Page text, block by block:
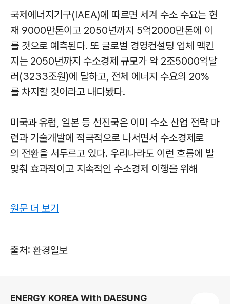
국제에너지기구(IAEA)에 따르면 세계 수소 수요는 현
재 9000만톤이고 2050년까지 5억2000만톤에 이
를 것으로 예측된다. 또 글로벌 경영컨설팅 업체 맥킨
지는 2050년까지 수소경제 규모가 약 2조5000억달
러(3233조원)에 달하고, 전체 에너지 수요의 20%
를 차지할 것이라고 내다봤다.
미국과 유럽, 일본 등 선진국은 이미 수소 산업 전략 마
련과 기술개발에 적극적으로 나서면서 수소경제로
의 전환을 서두르고 있다. 우리나라도 이런 흐름에 발
맞춰 효과적이고 지속적인 수소경제 이행을 위해
원문 더 보기
출처: 환경일보
ENERGY KOREA With DAESUNG